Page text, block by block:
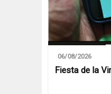
06/08/2026
Fiesta de la